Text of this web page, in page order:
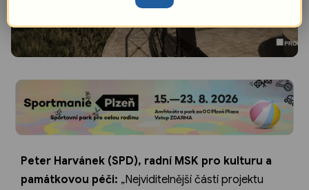
Peter Harvánek (SPD), radní MSK pro kulturu a
památkovou péči: „Nejviditelnější částí projektu